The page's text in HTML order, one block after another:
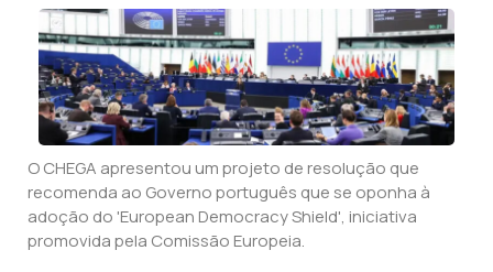
O CHEGA apresentou um projeto de resolução que
recomenda ao Governo português que se oponha à
adoção do 'European Democracy Shield', iniciativa
promovida pela Comissão Europeia.